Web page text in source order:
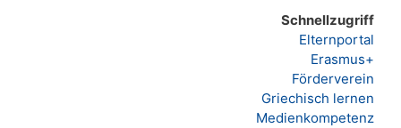
Schnellzugriff
Elternportal
Erasmus+
Förderverein
Griechisch lernen
Medienkompetenz